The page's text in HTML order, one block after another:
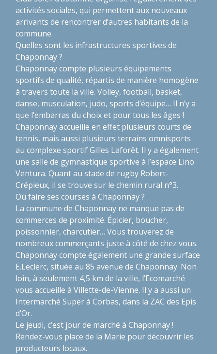
activités sociales, qui permettent aux nouveaux
arrivants de rencontrer d’autres habitants de la
commune.
Quelles sont les infrastructures sportives de
Chaponnay ?
Chaponnay compte plusieurs équipements
sportifs de qualité, répartis de manière homogène
à travers toute la ville. Volley, football, basket,
danse, musculation, judo, sports d’équipe… Il n’y a
que l’embarras du choix et pour tous les âges !
Chaponnay accueille en effet plusieurs courts de
tennis, mais aussi plusieurs terrains omnisports
au complexe sportif Gilles Laforêt. Il y a également
une salle de gymnastique sportive à l’espace Lino
Ventura. Quant au stade de rugby Robert-
Crépieux, il se trouve sur le chemin rural n°3.
Où faire ses courses à Chaponnay ?
La commune de Chaponnay ne manque pas de
commerces de proximité. Épicier, boucher,
poissonnier, charcutier… Vous trouverez de
nombreux commerçants juste à côté de chez vous.
Chaponnay compte également une grande surface
E.Leclerc, située au 85 avenue de Chaponnay. Non
loin, à seulement 4,5 km de la ville, l’Ecomarché
vous accueille à Villette-de-Vienne. Il y a aussi un
Intermarché Super à Corbas, dans la ZAC des Epis
d’Or.
Le jeudi, c’est jour de marché à Chaponnay !
Rendez-vous place de la Marie pour découvrir les
producteurs locaux.